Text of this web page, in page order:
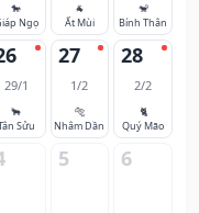
🐎
Ngọ
🐐
Ất Mùi
🐒
Bính Thân
29/1
🐂
Sửu
27
1/2
🐅
Nhâm Dần
28
2/2
🐈
Quý Mão
5 6